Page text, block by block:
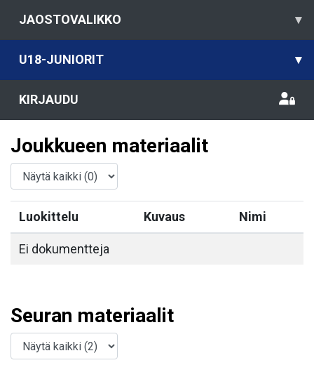
JAOSTOVALIKKO ▾
U18-JUNIORIT ▾
KIRJAUDU
Joukkueen materiaalit
Luokittelu Kuvaus Nimi
Ei dokumentteja
Seuran materiaalit